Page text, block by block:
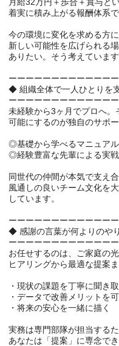
着実に積み上がる報酬体系で
今の環境に変化を求める方に
新しい可能性を広げられる
ありたい。そう考えています
ーーーーーーーーーーーー
◆ 組織全体で一人ひとりを
ーーーーーーーーーーーー
未経験から3ヶ月でプロへ。
可能にするのが独自のサポー
◎基礎から学べるマニュア
◎経験豊富な先輩による実
同世代の仲間が本気で支え合
風通しの良いチーム文化を
しています。
ーーーーーーーーーーーー
◆ 感謝の言葉が何よりのや
ーーーーーーーーーーーー
お任せするのは、ご家庭の
ヒアリングから最適な提案ま
・現状の課題を丁寧に聞き
・データで改善メリットを
・将来の安心を一緒に描く
実務は専門部隊が担当するた
あなたは「提案」に専念でき